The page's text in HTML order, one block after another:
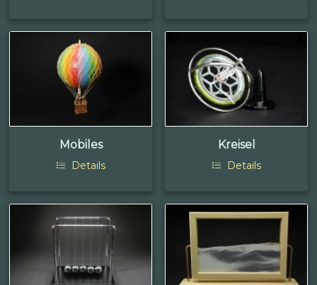
Mobiles
Details
Kreisel
Details